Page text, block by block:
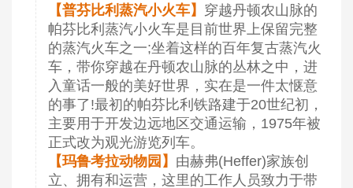
【普芬比利蒸汽小火车】 穿越丹顿农山脉的
帕芬比利蒸汽小火车是目前世界上保留完整
的蒸汽火车之一;坐着这样的百年复古蒸汽火
车，带你穿越在丹顿农山脉的丛林之中，进
入童话一般的美好世界，实在是一件太惬意
的事了!最初的帕芬比利铁路建于20世纪初，
主要用于开发边远地区交通运输，1975年被
正式改为观光游览列车。
【玛鲁考拉动物园】 由赫弗(Heffer)家族创
立、拥有和运营，这里的工作人员致力于带